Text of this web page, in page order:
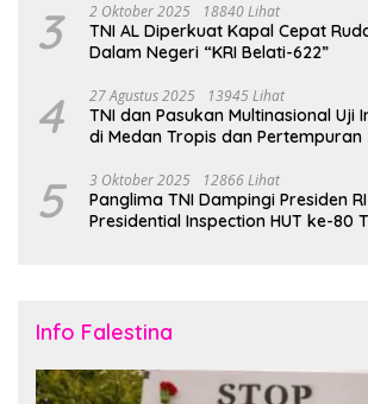
3 2 Oktober 2025 18840 Lihat
TNI AL Diperkuat Kapal Cepat
Dalam Negeri “KRI Belati-622”
4 27 Agustus 2025 13945 Lihat
TNI dan Pasukan Multinasional Uji
di Medan Tropis dan
5 3 Oktober 2025 12866 Lihat
Panglima TNI Dampingi Presiden
Presidential Inspection HUT ke-80
Info Falestina